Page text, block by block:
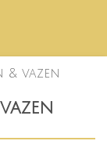
& vazen